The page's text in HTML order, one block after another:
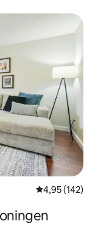
Gemiddelde
4,95 (142)